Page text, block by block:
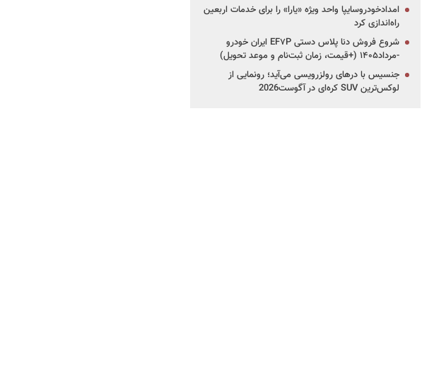
امدادخودروسایپا واحد ویژه «یارا» را برای خدمات اربعین
راه‌اندازی کرد
شروع فروش دنا پلاس دستی EF۷P ایران خودرو
-مرداد۱۴۰۵ (+قیمت، زمان ثبت‌نام و موعد تحویل)
جنسیس با درهای رولزرویسی می‌آید؛ رونمایی از
لوکس‌ترین SUV کره‌ای در آگوست2026